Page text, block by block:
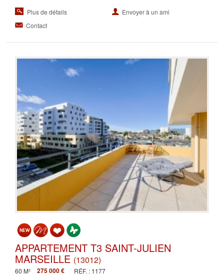
Plus de détails
Envoyer à un ami
Contact
APPARTEMENT T3 SAINT-JULIEN
MARSEILLE (13012)
60 M² 275 000 € RÉF. : 1177